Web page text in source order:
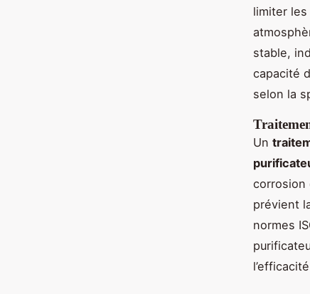
limiter
stable,
capacité
selon la
Un
corrosion
prévient
normes